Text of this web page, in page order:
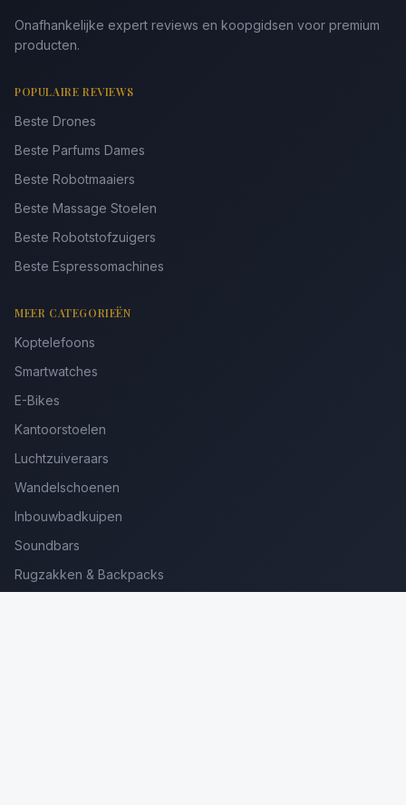
Onafhankelijke expert reviews en koopgidsen voor premium
producten.
POPULAIRE REVIEWS
Beste Drones
Beste Parfums Dames
Beste Robotmaaiers
Beste Massage Stoelen
Beste Robotstofzuigers
Beste Espressomachines
MEER CATEGORIEËN
Koptelefoons
Smartwatches
E-Bikes
Kantoorstoelen
Luchtzuiveraars
Wandelschoenen
Inbouwbadkuipen
Soundbars
Rugzakken & Backpacks